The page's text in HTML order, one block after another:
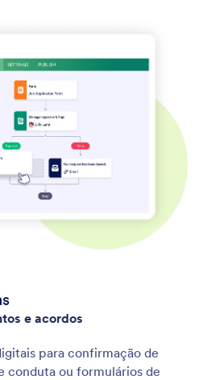
e acordos
para confirmação de
conduta ou formulários de